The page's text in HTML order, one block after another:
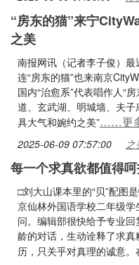
“房东的猫”来宁
之美
南报网讯（记者李子俊）最
连“房东的猫”也来南京
国内“治愈系”代表唱作人“
道、玄武湖、明城墙、夫子
具大气和婉约之美”……更
2025-06-09 07:57:00 之
每一个求真欲都值得
□刘大山课本里的“贝”配图
京仙林外国语学校二年级
问。编辑部很快给予专业
龄的对话，生动诠释了求
历，只关乎对真理的诚意